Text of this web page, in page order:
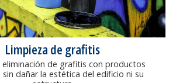
Limpieza de grafitis
eliminación de grafitis con productos
sin dañar la estética del edificio ni su